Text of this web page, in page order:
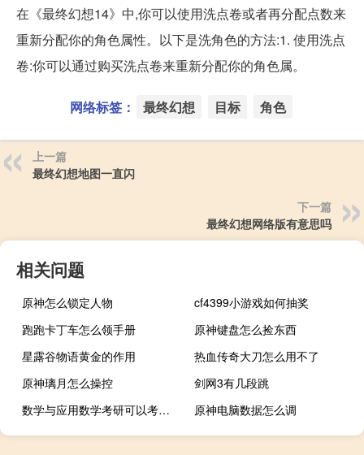
在《最终幻想14》中,你可以使用洗点卷或者再分配点数来
重新分配你的角色属性。以下是洗角色的方法:1. 使用洗点
卷:你可以通过购买洗点卷来重新分配你的角色属。
网络标签： 最终幻想 目标 角色
上一篇
最终幻想地图一直闪
下一篇
最终幻想网络版有意思吗
相关问题
原神怎么锁定人物
cf4399小游戏如何抽奖
跑跑卡丁车怎么领手册
原神键盘怎么捡东西
星露谷物语黄金的作用
热血传奇大刀怎么用不了
原神璃月怎么操控
剑网3有几段跳
数学与应用数学考研可以考哪些专业
原神电脑数据怎么调